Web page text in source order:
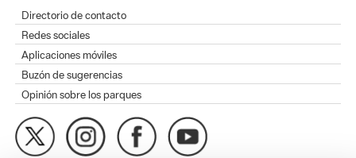
Directorio de contacto
Redes sociales
Aplicaciones móviles
Buzón de sugerencias
Opinión sobre los parques